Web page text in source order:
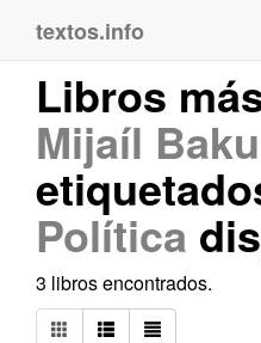
textos.info
Libros
Mijaíl
Política
3 libros encontrados.